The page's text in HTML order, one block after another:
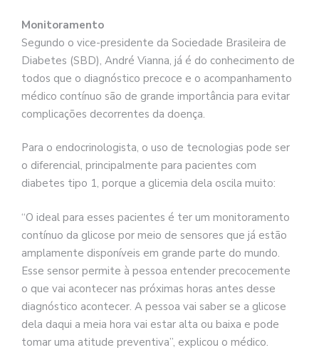
Monitoramento
Segundo o vice-presidente da Sociedade Brasileira de
Diabetes (SBD), André Vianna, já é do conhecimento de
todos que o diagnóstico precoce e o acompanhamento
médico contínuo são de grande importância para evitar
complicações decorrentes da doença.
Para o endocrinologista, o uso de tecnologias pode ser
o diferencial, principalmente para pacientes com
diabetes tipo 1, porque a glicemia dela oscila muito:
“O ideal para esses pacientes é ter um monitoramento
contínuo da glicose por meio de sensores que já estão
amplamente disponíveis em grande parte do mundo.
Esse sensor permite à pessoa entender precocemente
o que vai acontecer nas próximas horas antes desse
diagnóstico acontecer. A pessoa vai saber se a glicose
dela daqui a meia hora vai estar alta ou baixa e pode
tomar uma atitude preventiva”, explicou o médico.